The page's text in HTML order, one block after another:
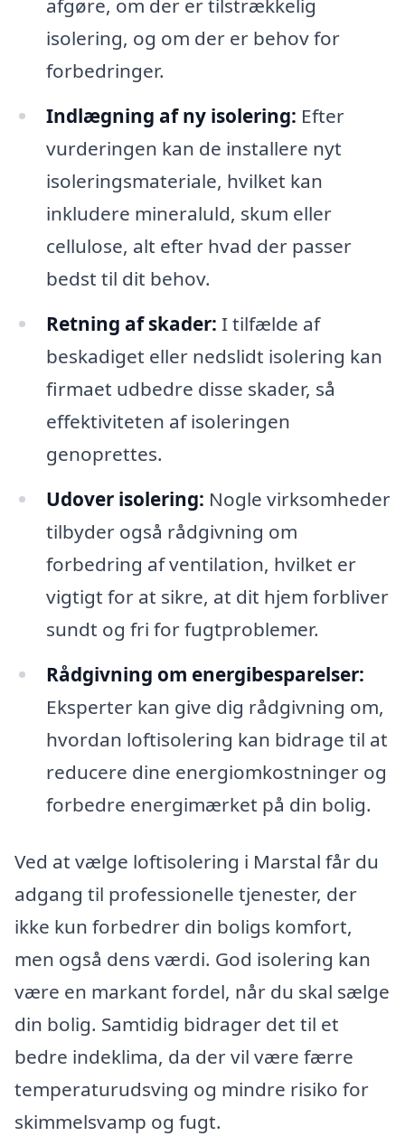
afgøre, om der er tilstrækkelig
isolering, og om der er behov for
forbedringer.
Indlægning af ny isolering: Efter
vurderingen kan de installere nyt
isoleringsmateriale, hvilket kan
inkludere mineraluld, skum eller
cellulose, alt efter hvad der passer
bedst til dit behov.
Retning af skader: I tilfælde af
beskadiget eller nedslidt isolering kan
firmaet udbedre disse skader, så
effektiviteten af isoleringen
genoprettes.
Udover isolering: Nogle virksomheder
tilbyder også rådgivning om
forbedring af ventilation, hvilket er
vigtigt for at sikre, at dit hjem forbliver
sundt og fri for fugtproblemer.
Rådgivning om energibesparelser:
Eksperter kan give dig rådgivning om,
hvordan loftisolering kan bidrage til at
reducere dine energiomkostninger og
forbedre energimærket på din bolig.
Ved at vælge loftisolering i Marstal får du
adgang til professionelle tjenester, der
ikke kun forbedrer din boligs komfort,
men også dens værdi. God isolering kan
være en markant fordel, når du skal sælge
din bolig. Samtidig bidrager det til et
bedre indeklima, da der vil være færre
temperaturudsving og mindre risiko for
skimmelsvamp og fugt.